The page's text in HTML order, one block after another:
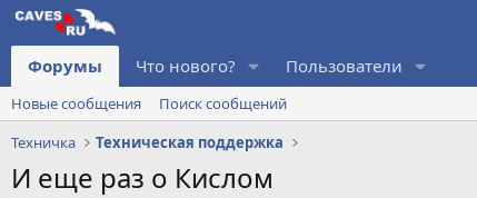
Форумы Что нового? Пользователи
Новые сообщения
Поиск сообщений
Техничка
Техническая поддержка
И еще раз о Кислом